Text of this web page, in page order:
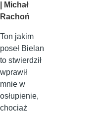
| Michał
Rachoń
Ton jakim
poseł Bielan
to stwierdził
wprawił
mnie w
osłupienie,
chociaż